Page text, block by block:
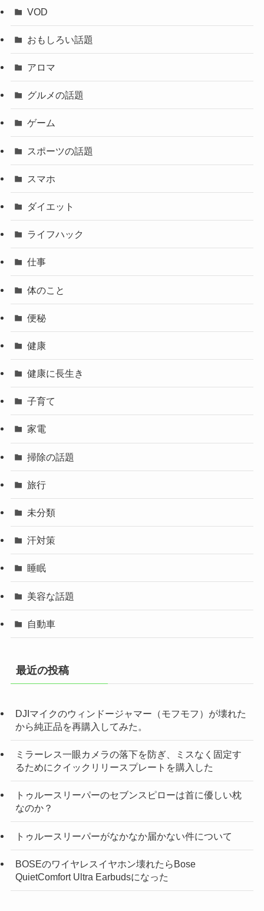
VOD
おもしろい話題
アロマ
グルメの話題
ゲーム
スポーツの話題
スマホ
ダイエット
ライフハック
仕事
体のこと
便秘
健康
健康に長生き
子育て
家電
掃除の話題
旅行
未分類
汗対策
睡眠
美容な話題
自動車
最近の投稿
DJIマイクのウィンドージャマー（モフモフ）が壊れた
から純正品を再購入してみた。
ミラーレス一眼カメラの落下を防ぎ、ミスなく固定す
るためにクイックリリースプレートを購入した
トゥルースリーパーのセブンスピローは首に優しい枕
なのか？
トゥルースリーパーがなかなか届かない件について
BOSEのワイヤレスイヤホン壊れたらBose
QuietComfort Ultra Earbudsになった